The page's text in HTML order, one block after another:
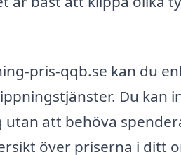
pris-qqb.se kan du
Du kan
att behöva
över priserna i ditt